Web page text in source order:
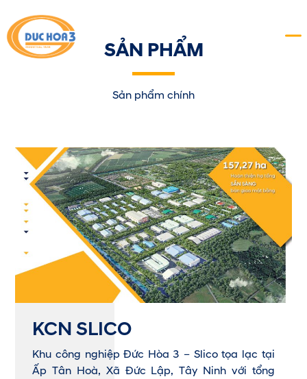
SẢN PHẨM
Sản phẩm chính
KCN SLICO
Khu công nghiệp Đức Hòa 3 – Slico tọa lạc tại
Ấp Tân Hoà, Xã Đức Lập, Tây Ninh với tổng